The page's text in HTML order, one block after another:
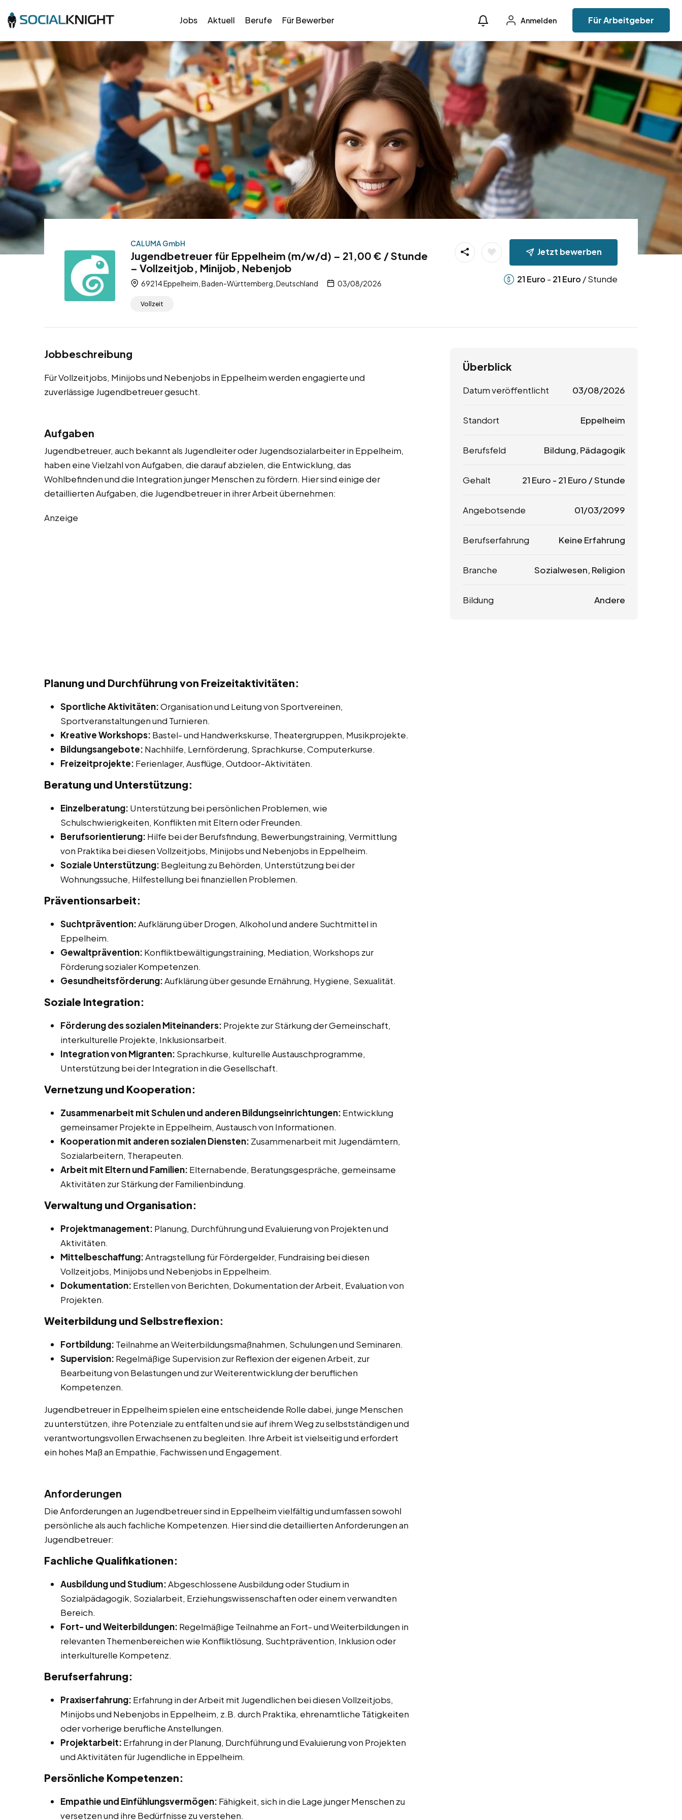
Jobs Aktuell Berufe Für Bewerber Anmelden Für Arbeitgeber
CALUMA GmbH
Jugendbetreuer für Eppelheim (m/w/d) – 21,00 € / Stunde
– Vollzeitjob, Minijob, Nebenjob
69214 Eppelheim, Baden-Württemberg, Deutschland 03/08/2026
Vollzeit
Jetzt bewerben
21 Euro - 21 Euro / Stunde
Jobbeschreibung
Für Vollzeitjobs, Minijobs und Nebenjobs in Eppelheim werden engagierte und
zuverlässige Jugendbetreuer gesucht.
Aufgaben
Jugendbetreuer, auch bekannt als Jugendleiter oder Jugendsozialarbeiter in Eppelheim,
haben eine Vielzahl von Aufgaben, die darauf abzielen, die Entwicklung, das
Wohlbefinden und die Integration junger Menschen zu fördern. Hier sind einige der
detaillierten Aufgaben, die Jugendbetreuer in ihrer Arbeit übernehmen:
Anzeige
Planung und Durchführung von Freizeitaktivitäten:
Sportliche Aktivitäten:Organisation und Leitung von Sportvereinen,
Sportveranstaltungen und Turnieren.
Kreative Workshops: Bastel- und Handwerkskurse, Theatergruppen, Musikprojekte.
Bildungsangebote: Nachhilfe, Lernförderung, Sprachkurse, Computerkurse.
Freizeitprojekte: Ferienlager, Ausflüge, Outdoor-Aktivitäten.
Beratung und Unterstützung:
Einzelberatung: Unterstützung bei persönlichen Problemen, wie
Schulschwierigkeiten, Konflikten mit Eltern oder Freunden.
Berufsorientierung: Hilfe bei der Berufsfindung, Bewerbungstraining, Vermittlung
von Praktika bei diesen Vollzeitjobs, Minijobs und Nebenjobs in Eppelheim.
Soziale Unterstützung: Begleitung zu Behörden, Unterstützung bei der
Wohnungssuche, Hilfestellung bei finanziellen Problemen.
Präventionsarbeit:
Suchtprävention:Aufklärung über Drogen, Alkohol und andere Suchtmittel in
Eppelheim.
Gewaltprävention: Konfliktbewältigungstraining, Mediation, Workshops zur
Förderung sozialer Kompetenzen.
Gesundheitsförderung:Aufklärung über gesunde Ernährung, Hygiene, Sexualität.
Soziale Integration:
Förderung des sozialen Miteinanders: Projekte zur Stärkung der Gemeinschaft,
interkulturelle Projekte, Inklusionsarbeit.
Integration von Migranten: Sprachkurse, kulturelle Austauschprogramme,
Unterstützung bei der Integration in die Gesellschaft.
Vernetzung und Kooperation:
Zusammenarbeit mit Schulen und anderen Bildungseinrichtungen: Entwicklung
gemeinsamer Projekte in Eppelheim, Austausch von Informationen.
Kooperation mit anderen sozialen Diensten: Zusammenarbeit mit Jugendämtern,
Sozialarbeitern, Therapeuten.
Arbeit mit Eltern und Familien: Elternabende, Beratungsgespräche, gemeinsame
Aktivitäten zur Stärkung der Familienbindung.
Verwaltung und Organisation:
Projektmanagement: Planung, Durchführung und Evaluierung von Projekten und
Aktivitäten.
Mittelbeschaffung:Antragstellung für Fördergelder, Fundraising bei diesen
Vollzeitjobs, Minijobs und Nebenjobs in Eppelheim.
Dokumentation: Erstellen von Berichten, Dokumentation der Arbeit, Evaluation von
Projekten.
Weiterbildung und Selbstreflexion:
Fortbildung: Teilnahme an Weiterbildungsmaßnahmen, Schulungen und Seminaren.
Supervision: Regelmäßige Supervision zur Reflexion der eigenen Arbeit, zur
Bearbeitung von Belastungen und zur Weiterentwicklung der beruflichen
Kompetenzen.
Jugendbetreuer in Eppelheim spielen eine entscheidende Rolle dabei, junge Menschen
zu unterstützen, ihre Potenziale zu entfalten und sie auf ihrem Weg zu selbstständigen und
verantwortungsvollen Erwachsenen zu begleiten. Ihre Arbeit ist vielseitig und erfordert
ein hohes Maß an Empathie, Fachwissen und Engagement.
Anforderungen
Die Anforderungen an Jugendbetreuer sind in Eppelheim vielfältig und umfassen sowohl
persönliche als auch fachliche Kompetenzen. Hier sind die detaillierten Anforderungen an
Jugendbetreuer:
Fachliche Qualifikationen:
Ausbildung und Studium:Abgeschlossene Ausbildung oder Studium in
Sozialpädagogik, Sozialarbeit, Erziehungswissenschaften oder einem verwandten
Bereich.
Fort- und Weiterbildungen: Regelmäßige Teilnahme an Fort- und Weiterbildungen in
relevanten Themenbereichen wie Konfliktlösung, Suchtprävention, Inklusion oder
interkulturelle Kompetenz.
Berufserfahrung:
Praxiserfahrung: Erfahrung in der Arbeit mit Jugendlichen bei diesen Vollzeitjobs,
Minijobs und Nebenjobs in Eppelheim, z.B. durch Praktika, ehrenamtliche Tätigkeiten
oder vorherige berufliche Anstellungen.
Projektarbeit: Erfahrung in der Planung, Durchführung und Evaluierung von Projekten
und Aktivitäten für Jugendliche in Eppelheim.
Persönliche Kompetenzen:
Empathie und Einfühlungsvermögen: Fähigkeit, sich in die Lage junger Menschen zu
versetzen und ihre Bedürfnisse zu verstehen.
Überblick
Datum veröffentlicht 03/08/2026
Standort Eppelheim
Berufsfeld Bildung, Pädagogik
Gehalt 21 Euro - 21 Euro / Stunde
Angebotsende 01/03/2099
Berufserfahrung Keine Erfahrung
Branche Sozialwesen, Religion
Bildung Andere